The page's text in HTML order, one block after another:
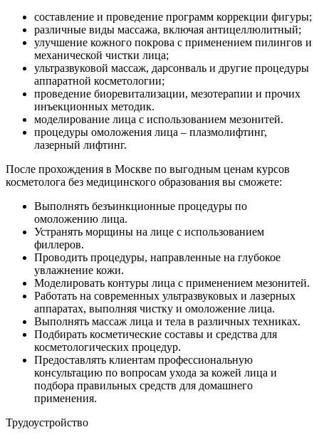
составление и проведение программ коррекции фигуры;
различные виды массажа, включая антицеллюлитный;
улучшение кожного покрова с применением пилингов и
механической чистки лица;
ультразвуковой массаж, дарсонваль и другие процедуры
аппаратной косметологии;
проведение биоревитализации, мезотерапии и прочих
инъекционных методик.
моделирование лица с использованием мезонитей.
процедуры омоложения лица – плазмолифтинг,
лазерный лифтинг.
После прохождения в Москве по выгодным ценам курсов
косметолога без медицинского образования вы сможете:
Выполнять безъинкционные процедуры по
омоложению лица.
Устранять морщины на лице с использованием
филлеров.
Проводить процедуры, направленные на глубокое
увлажнение кожи.
Моделировать контуры лица с применением мезонитей.
Работать на современных ультразвуковых и лазерных
аппаратах, выполняя чистку и омоложение лица.
Выполнять массаж лица и тела в различных техниках.
Подбирать косметические составы и средства для
косметологических процедур.
Предоставлять клиентам профессиональную
консультацию по вопросам ухода за кожей лица и
подбора правильных средств для домашнего
применения.
Трудоустройство